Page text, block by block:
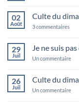
Psaumes
En
levez-
matin
02
Août
Culte du
3 commentaires
02
Août
29
Juil
Je ne suis
Un commentairesur
pas
26
Juil
Culte du
Un commentairesur